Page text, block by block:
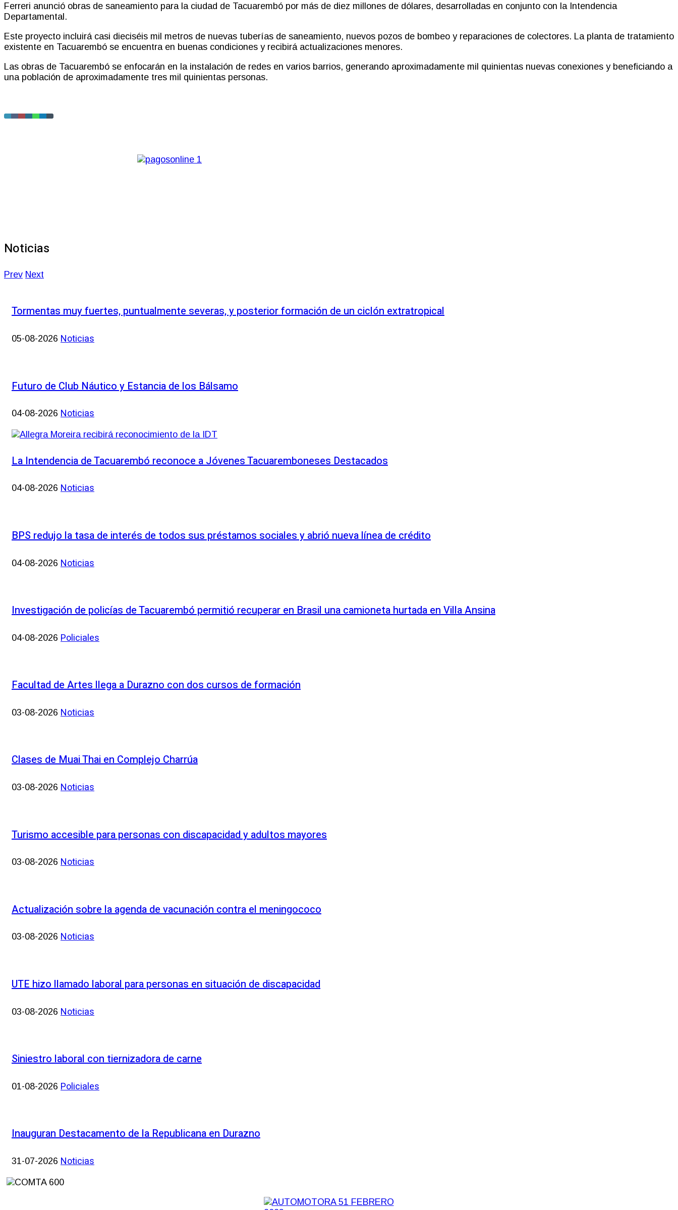
Ferreri anunció obras de saneamiento para la ciudad de Tacuarembó por más de diez millones de dólares, desarrolladas en conjunto con la Intendencia
Departamental.
Este proyecto incluirá casi dieciséis mil metros de nuevas tuberías de saneamiento, nuevos pozos de bombeo y reparaciones de colectores. La planta de tratamiento
existente en Tacuarembó se encuentra en buenas condiciones y recibirá actualizaciones menores.
Las obras de Tacuarembó se enfocarán en la instalación de redes en varios barrios, generando aproximadamente mil quinientas nuevas conexiones y beneficiando a
una población de aproximadamente tres mil quinientas personas.
Noticias
Prev Next
Tormentas muy fuertes, puntualmente severas, y posterior formación de un ciclón extratropical
05-08-2026 Noticias
Futuro de Club Náutico y Estancia de los Bálsamo
04-08-2026 Noticias
La Intendencia de Tacuarembó reconoce a Jóvenes Tacuaremboneses Destacados
04-08-2026 Noticias
BPS redujo la tasa de interés de todos sus préstamos sociales y abrió nueva línea de crédito
04-08-2026 Noticias
Investigación de policías de Tacuarembó permitió recuperar en Brasil una camioneta hurtada en Villa Ansina
04-08-2026 Policiales
Facultad de Artes llega a Durazno con dos cursos de formación
03-08-2026 Noticias
Clases de Muai Thai en Complejo Charrúa
03-08-2026 Noticias
Turismo accesible para personas con discapacidad y adultos mayores
03-08-2026 Noticias
Actualización sobre la agenda de vacunación contra el meningococo
03-08-2026 Noticias
UTE hizo llamado laboral para personas en situación de discapacidad
03-08-2026 Noticias
Siniestro laboral con tiernizadora de carne
01-08-2026 Policiales
Inauguran Destacamento de la Republicana en Durazno
31-07-2026 Noticias